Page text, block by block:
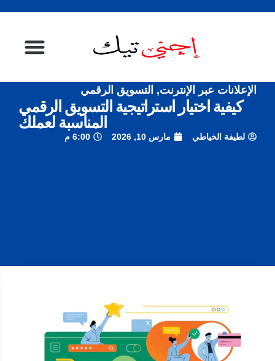
الإعلانات عبر الإنترنت, التسويق الرقمي
كيفية اختيار استراتيجية التسويق الرقمي
المناسبة لعملك
لطيفة الخياطي مارس 10, 2026 6:00 م